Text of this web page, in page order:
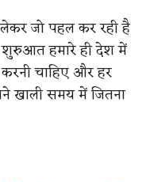
लेकर जो पहल कर रही है
हमारे ही देश में
चाहिए और हर
खाली समय में जितना